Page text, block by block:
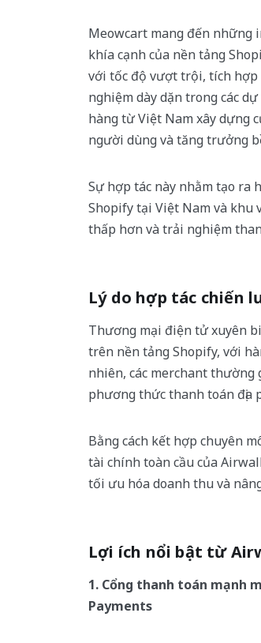
Meowcart mang đến những
khía cạnh của nền tảng
với tốc độ vượt trội, tích hợp
nghiệm dày dặn trong các
hàng từ Việt Nam xây dựng
người dùng và tăng trưởng
Sự hợp tác này nhằm tạo ra
Shopify tại Việt Nam và khu
thấp hơn và trải nghiệm
Lý do hợp tác chiến
Thương mại điện tử xuyên
trên nền tảng Shopify, với
nhiên, các merchant thường
phương thức thanh toán địa
Bằng cách kết hợp chuyên
tài chính toàn cầu của
tối ưu hóa doanh thu và
Lợi ích nổi bật từ
1. Cổng thanh toán mạnh
Payments